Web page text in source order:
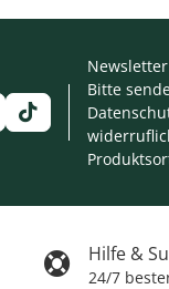
Hilfe &
24/7
Bitte